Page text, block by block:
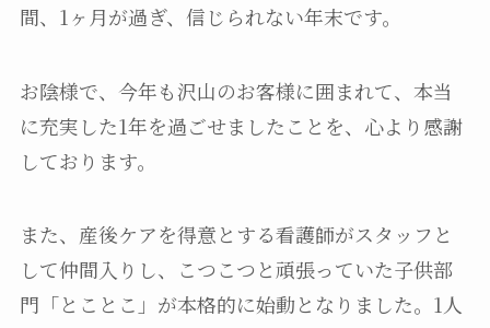
間、1ヶ月が過ぎ、信じられない年末です。
お陰様で、今年も沢山のお客様に囲まれて、本当
に充実した1年を過ごせましたことを、心より感謝
しております。
また、産後ケアを得意とする看護師がスタッフと
して仲間入りし、こつこつと頑張っていた子供部
門「とことこ」が本格的に始動となりました。1人